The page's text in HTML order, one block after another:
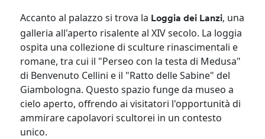
Accanto al palazzo si trova la Loggia dei Lanzi, una
galleria all'aperto risalente al XIV secolo. La loggia
ospita una collezione di sculture rinascimentali e
romane, tra cui il "Perseo con la testa di Medusa"
di Benvenuto Cellini e il "Ratto delle Sabine" del
Giambologna. Questo spazio funge da museo a
cielo aperto, offrendo ai visitatori l'opportunità di
ammirare capolavori scultorei in un contesto
unico.